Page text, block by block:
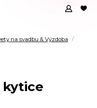
na svadbu & Výzdoba
kytice